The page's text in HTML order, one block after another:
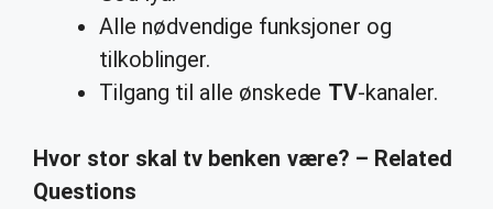
Alle nødvendige funksjoner og
tilkoblinger.
Tilgang til alle ønskede TV-kanaler.
Hvor stor skal tv benken være? – Related
Questions